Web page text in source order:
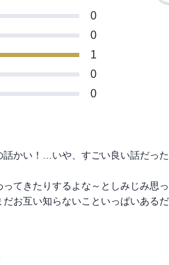
0
0
1
0
0
かい！…いや、すごい良い話だっ
てきたりするよな～としみじみ思っ
お互い知らないこといっぱいある